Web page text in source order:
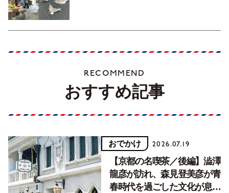
RECOMMEND
おすすめ記事
おでかけ 2026.07.19
【京都の名喫茶／後編】澁澤
龍彦が訪れ、森見登美彦が青
春時代を過ごした文化が息づ